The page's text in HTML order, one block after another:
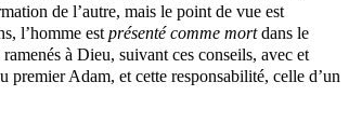
de l’autre, mais le point de vue est
l’homme est présenté comme mortdans le
à Dieu, suivant ces conseils, avec et
premier Adam, et cette responsabilité, celle d’un